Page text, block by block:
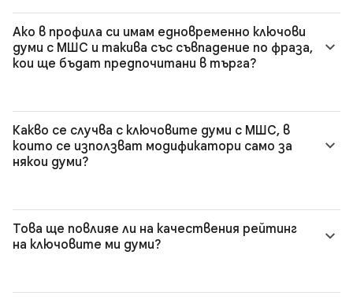
Ако в профила си имам едновременно ключови
думи с МШС и такива със съвпадение по фраза,
кои ще бъдат предпочитани в търга?
Какво се случва с ключовите думи с МШС, в
които се използват модификатори само за
някои думи?
Това ще повлияе ли на качествения рейтинг
на ключовите ми думи?